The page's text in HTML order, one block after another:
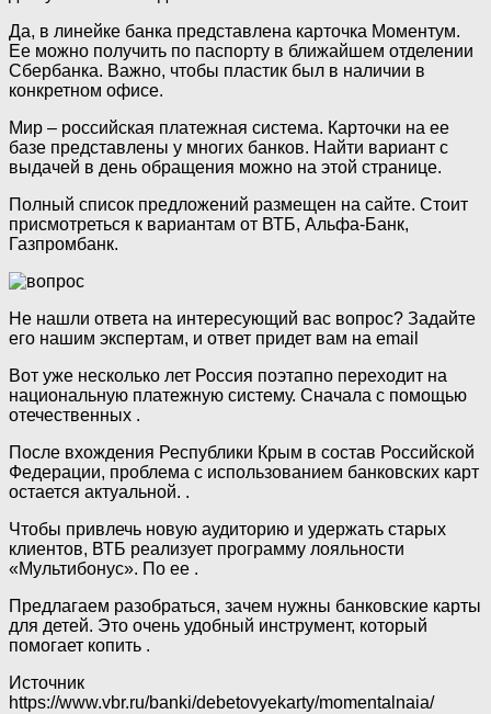
Да, в линейке банка представлена карточка Моментум.
Ее можно получить по паспорту в ближайшем отделении
Сбербанка. Важно, чтобы пластик был в наличии в
конкретном офисе.
Мир – российская платежная система. Карточки на ее
базе представлены у многих банков. Найти вариант с
выдачей в день обращения можно на этой странице.
Полный список предложений размещен на сайте. Стоит
присмотреться к вариантам от ВТБ, Альфа-Банк,
Газпромбанк.
Не нашли ответа на интересующий вас вопрос? Задайте
его нашим экспертам, и ответ придет вам на email
Вот уже несколько лет Россия поэтапно переходит на
национальную платежную систему. Сначала с помощью
отечественных .
После вхождения Республики Крым в состав Российской
Федерации, проблема с использованием банковских карт
остается актуальной. .
Чтобы привлечь новую аудиторию и удержать старых
клиентов, ВТБ реализует программу лояльности
«Мультибонус». По ее .
Предлагаем разобраться, зачем нужны банковские карты
для детей. Это очень удобный инструмент, который
помогает копить .
Источник
https://www.vbr.ru/banki/debetovyekarty/momentalnaia/